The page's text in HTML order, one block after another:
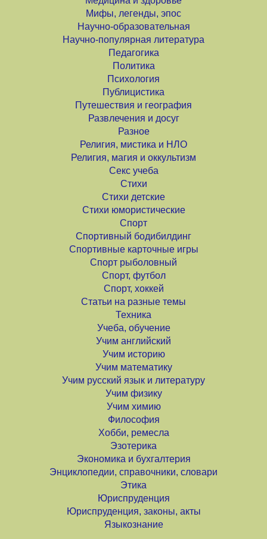
Мифы, легенды, эпос
Научно-образовательная
Научно-популярная литература
Педагогика
Политика
Психология
Публицистика
Путешествия и география
Развлечения и досуг
Разное
Религия, мистика и НЛО
Религия, магия и оккультизм
Секс учеба
Стихи
Стихи детские
Стихи юмористические
Спорт
Спортивный бодибилдинг
Спортивные карточные игры
Спорт рыболовный
Спорт, футбол
Спорт, хоккей
Статьи на разные темы
Техника
Учеба, обучение
Учим английский
Учим историю
Учим математику
Учим русский язык и литературу
Учим физику
Учим химию
Философия
Хобби, ремесла
Эзотерика
Экономика и бухгалтерия
Энциклопедии, справочники, словари
Этика
Юриспруденция
Юриспруденция, законы, акты
Языкознание